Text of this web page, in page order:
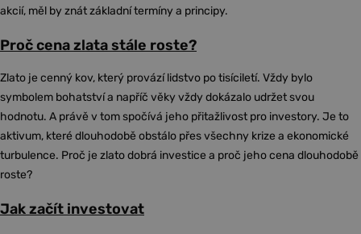
akcií, měl by znát základní termíny a principy.
Proč cena zlata stále roste?
Zlato je cenný kov, který provází lidstvo po tisíciletí. Vždy bylo
symbolem bohatství a napříč věky vždy dokázalo udržet svou
hodnotu. A právě v tom spočívá jeho přitažlivost pro investory. Je to
aktivum, které dlouhodobě obstálo přes všechny krize a ekonomické
turbulence. Proč je zlato dobrá investice a proč jeho cena dlouhodobě
roste?
Jak začít investovat